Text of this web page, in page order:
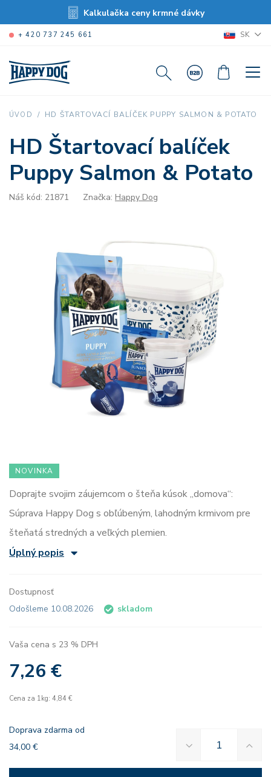
Kalkulačka ceny krmné dávky
+ 420 737 245 661 SK
ÚVOD HD ŠTARTOVACÍ BALÍČEK PUPPY SALMON & POTATO
HD Štartovací balíček
Puppy Salmon & Potato
Náš kód: 21871 Značka: Happy Dog
NOVINKA
Doprajte svojim záujemcom o šteňa kúsok „domova“:
Súprava Happy Dog s obľúbeným, lahodným krmivom pre
šteňatá stredných a veľkých plemien.
Úplný popis
Dostupnosť
Odošleme 10.08.2026
skladom
Vaša cena s 23 % DPH
7,26 €
Cena za 1kg: 4,84 €
Doprava zdarma od
34,00 €